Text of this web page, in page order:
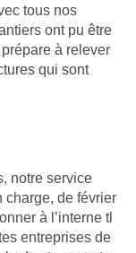
tous nos
ont pu être
à relever
qui sont
notre service
charge, de février
à l’interne tl
entreprises de